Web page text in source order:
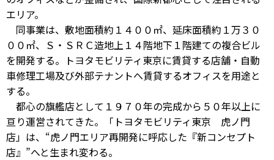
エリア。
同事業は、敷地面積約１４００㎡、延床面積約１万３０
００㎡、Ｓ・ＳＲＣ造地上１４階地下１階建ての複合ビル
を開発する。トヨタモビリティ東京に賃貸する店舗・自動
車修理工場及び外部テナントへ賃貸するオフィスを用途と
する。
都心の旗艦店として１９７０年の完成から５０年以上に
亘り運営されてきた。「トヨタモビリティ東京 虎ノ門
店」は、“虎ノ門エリア再開発に呼応した『新コンセプト
店』”へと生まれ変わる。